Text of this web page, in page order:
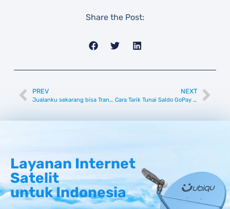
Share the Post:
PREV
Jualanku sekarang bisa Transfer Uang melalui e-wallet (dompet digital)
NEXT
Cara Tarik Tunai Saldo GoPay di ATM BCA Tanpa Kartu ATM
Layanan Internet
Satelit
untuk Indonesia